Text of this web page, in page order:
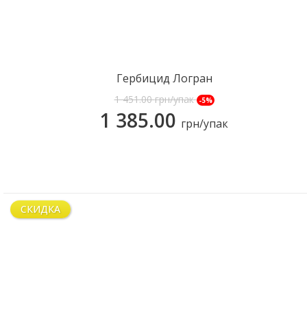
Гербицид Логран
1 451.00грн/упак -5%
1 385.00 грн/упак
СКИДКА